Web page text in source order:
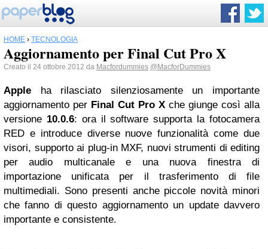
HOME › TECNOLOGIA
Aggiornamento per Final Cut Pro X
Creato il 24 ottobre 2012 da Macfordummies @MacforDummies
Apple ha rilasciato silenziosamente un importante
aggiornamento per Final Cut Pro X che giunge così alla
versione 10.0.6: ora il software supporta la fotocamera
RED e introduce diverse nuove funzionalità come due
visori, supporto ai plug-in MXF, nuovi strumenti di editing
per audio multicanale e una nuova finestra di
importazione unificata per il trasferimento di file
multimediali. Sono presenti anche piccole novità minori
che fanno di questo aggiornamento un update davvero
importante e consistente.